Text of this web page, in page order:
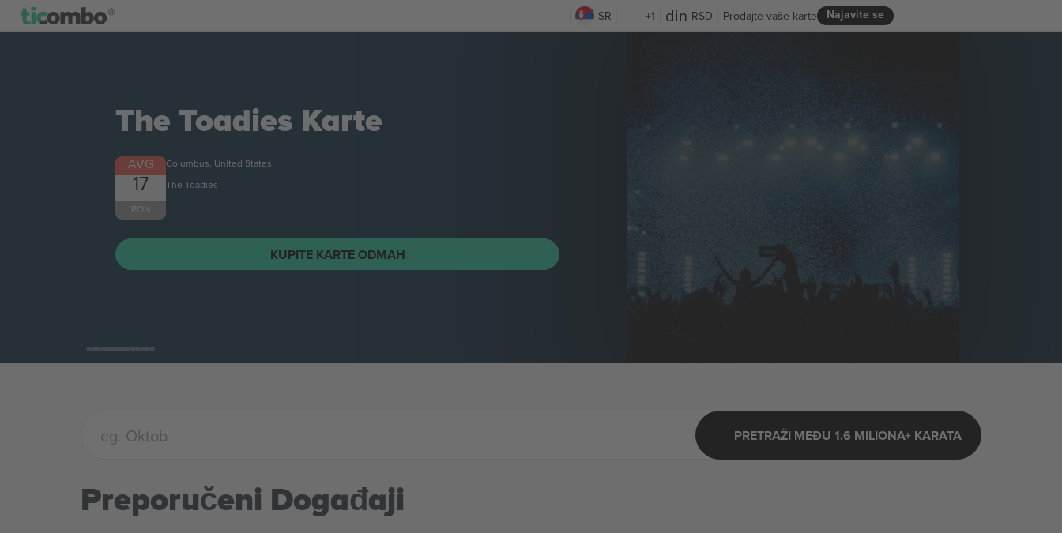
SR +1 RSD Najavite se
Prodajte vaše karte
The Toadies Karte
AVG
17
PON
Columbus, United States
The Toadies
KUPITE KARTE ODMAH
PRETRAŽI MEĐU 1.6 MILIONA+ KARATA
Preporučeni Događaji